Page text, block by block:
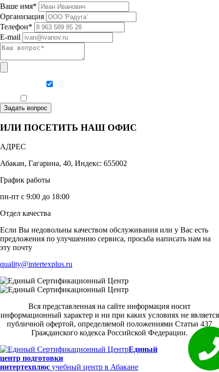
Ваше имя*
Организация
Телефон*
E-mail
Задать вопрос
ИЛИ ПОСЕТИТЬ НАШ ОФИС
АДРЕС
Абакан, Гагарина, 40, Индекс: 655002
График работы
пн-пт с 9:00 до 18:00
Отдел качества
Если Вы недовольны качеством обслуживания или у Вас есть
предложения по улучшению сервиса, просьба написать нам на
эту почту
quality@intertexplus.ru
Вся представленная на сайте информация носит
информационный характер и ни при каких условиях не является
публичной офертой, определяемой положениями Статьи 437
Гражданского кодекса Российской Федерации.
Единый
центр подготовки
интертехплюс учебный центр в Абакане